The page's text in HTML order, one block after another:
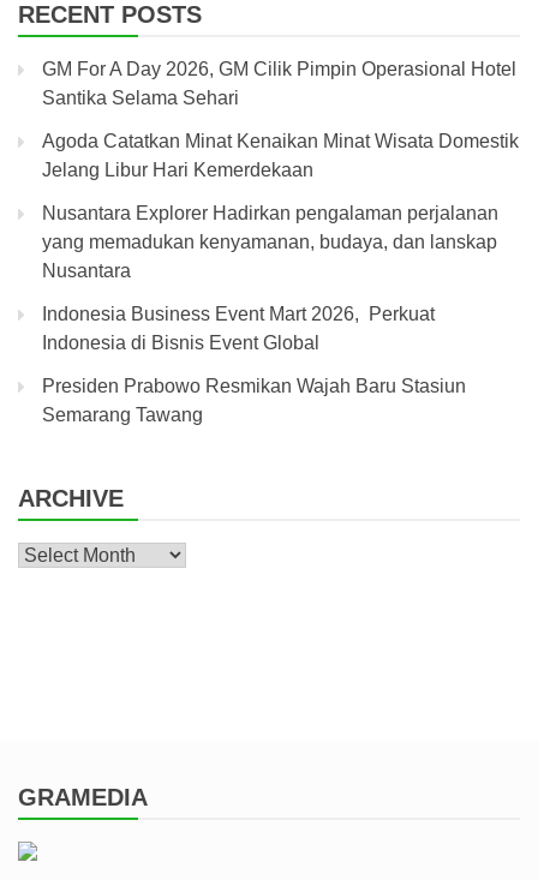
RECENT POSTS
GM For A Day 2026, GM Cilik Pimpin Operasional Hotel
Santika Selama Sehari
Agoda Catatkan Minat Kenaikan Minat Wisata Domestik
Jelang Libur Hari Kemerdekaan
Nusantara Explorer Hadirkan pengalaman perjalanan
yang memadukan kenyamanan, budaya, dan lanskap
Nusantara
Indonesia Business Event Mart 2026, Perkuat
Indonesia di Bisnis Event Global
Presiden Prabowo Resmikan Wajah Baru Stasiun
Semarang Tawang
ARCHIVE
Archive
GRAMEDIA